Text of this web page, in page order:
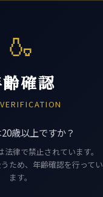
🍶
齢確認
歳以上ですか？
律で禁止されています。
ため、年齢確認を行ってい
ます。